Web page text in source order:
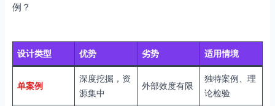
例？
设计类型 优势 劣势 适用情境
单案例
深度挖掘，资
源集中
外部效度有限
独特案例、理
论检验